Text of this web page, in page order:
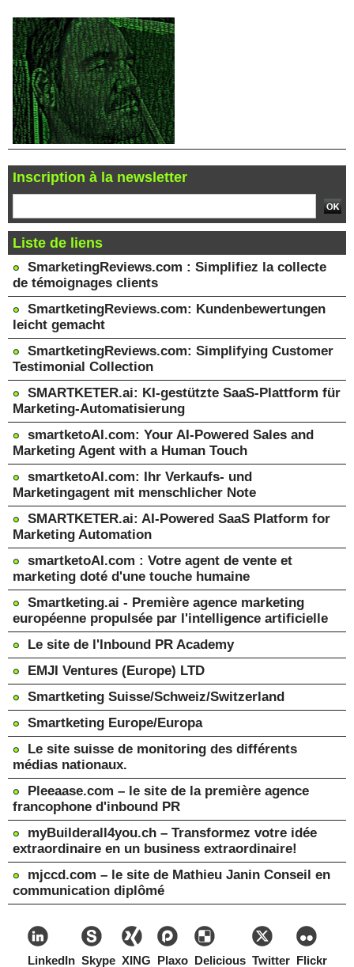
Inscription à la newsletter
Liste de liens
SmarketingReviews.com : Simplifiez la collecte
de témoignages clients
SmartketingReviews.com: Kundenbewertungen
leicht gemacht
SmartketingReviews.com: Simplifying Customer
Testimonial Collection
SMARTKETER.ai: KI-gestützte SaaS-Plattform für
Marketing-Automatisierung
smartketoAI.com: Your AI-Powered Sales and
Marketing Agent with a Human Touch
smartketoAI.com: Ihr Verkaufs- und
Marketingagent mit menschlicher Note
SMARTKETER.ai: AI-Powered SaaS Platform for
Marketing Automation
smartketoAI.com : Votre agent de vente et
marketing doté d'une touche humaine
Smartketing.ai - Première agence marketing
européenne propulsée par l'intelligence artificielle
Le site de l'Inbound PR Academy
EMJI Ventures (Europe) LTD
Smartketing Suisse/Schweiz/Switzerland
Smartketing Europe/Europa
Le site suisse de monitoring des différents
médias nationaux.
Pleeaase.com – le site de la première agence
francophone d'inbound PR
myBuilderall4you.ch – Transformez votre idée
extraordinaire en un business extraordinaire!
mjccd.com – le site de Mathieu Janin Conseil en
communication diplômé
LinkedIn Skype XING Plaxo Delicious Twitter Flickr